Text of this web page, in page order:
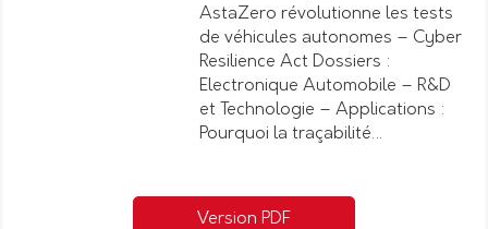
AstaZero révolutionne les tests
de véhicules autonomes – Cyber
Resilience Act Dossiers :
Electronique Automobile – R&D
et Technologie – Applications :
Pourquoi la traçabilité…
Version PDF